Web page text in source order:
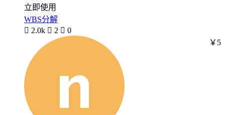
立即使用
WBS分解
 2.0k  2  0
￥5